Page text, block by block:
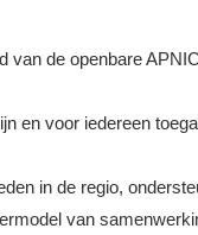
de openbare
en voor iedereen
in de regio,
van